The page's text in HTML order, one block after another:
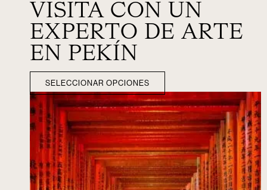
VISITA CON UN
EXPERTO DE ARTE
EN PEKÍN
SELECCIONAR OPCIONES